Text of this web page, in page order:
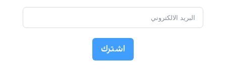
اشترك